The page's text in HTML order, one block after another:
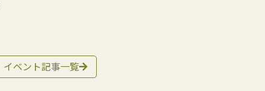
イベント記事一覧